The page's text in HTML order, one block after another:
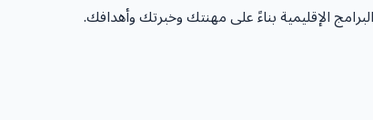
الإقليمية بناءً على مهنتك وخبرتك وأهدافك.